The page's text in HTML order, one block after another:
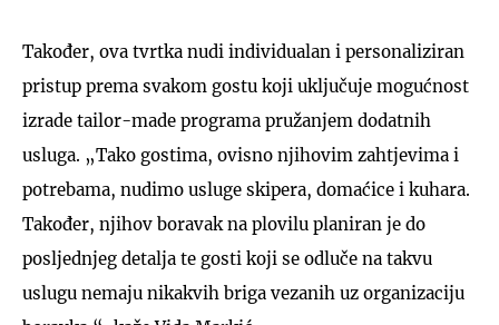
Također, ova tvrtka nudi individualan i personaliziran
pristup prema svakom gostu koji uključuje mogućnost
izrade tailor-made programa pružanjem dodatnih
usluga. „Tako gostima, ovisno njihovim zahtjevima i
potrebama, nudimo usluge skipera, domaćice i kuhara.
Također, njihov boravak na plovilu planiran je do
posljednjeg detalja te gosti koji se odluče na takvu
uslugu nemaju nikakvih briga vezanih uz organizaciju